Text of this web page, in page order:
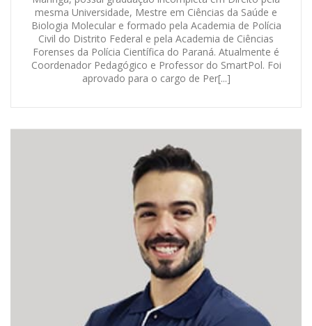
mesma Universidade, Mestre em Ciências da Saúde e
Biologia Molecular e formado pela Academia de Polícia
Civil do Distrito Federal e pela Academia de Ciências
Forenses da Polícia Científica do Paraná. Atualmente é
Coordenador Pedagógico e Professor do SmartPol. Foi
aprovado para o cargo de Per[...]